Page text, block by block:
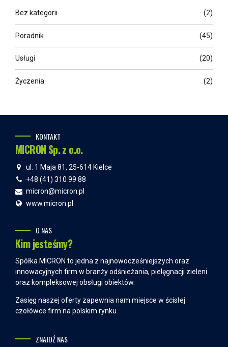
Bez kategorii (2)
Poradnik (45)
Usługi (20)
Życzenia (2)
KONTAKT
MICRON Sp. z o.o.
ul. 1 Maja 81, 25-614 Kielce
+48 (41) 310 99 88
micron@micron.pl
www.micron.pl
O NAS
Kim jesteśmy?
Spółka MICRON to jedna z najnowocześniejszych oraz
innowacyjnych firm w branży odśnieżania, pielęgnacji zieleni
oraz kompleksowej obsługi obiektów.
Zasięg naszej oferty zapewnia nam miejsce w ścisłej
czołówce firm na polskim rynku.
ZNAJDŹ NAS